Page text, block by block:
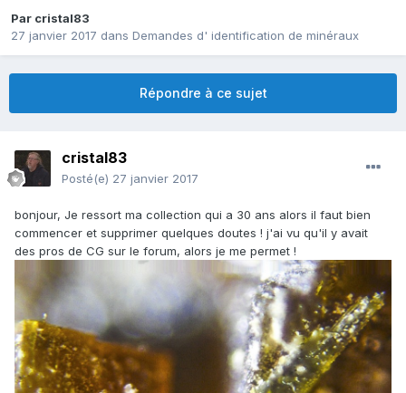
Par cristal83
27 janvier 2017 dans Demandes d' identification de minéraux
Répondre à ce sujet
cristal83
Posté(e) 27 janvier 2017
bonjour, Je ressort ma collection qui a 30 ans alors il faut bien
commencer et supprimer quelques doutes ! j'ai vu qu'il y avait
des pros de CG sur le forum, alors je me permet !